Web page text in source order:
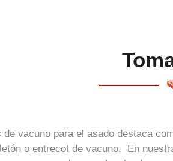
vacuno para el asado destaca
o entrecot de vacuno. En